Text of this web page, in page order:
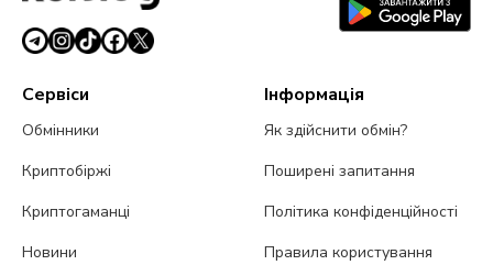
Сервіси
Обмінники
Криптобіржі
Криптогаманці
Новини
Інформація
Як здійснити обмін?
Поширені запитання
Політика конфіденційності
Правила користування